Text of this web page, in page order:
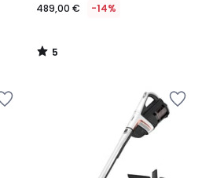
489,00 € -14%
5
/